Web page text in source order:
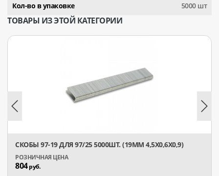
Кол-во в упаковке 5000 шт
ТОВАРЫ ИЗ ЭТОЙ КАТЕГОРИИ
СКОБЫ 97-19 ДЛЯ 97/25 5000ШТ. (19ММ 4,5Х0,6Х0,9)
804руб.